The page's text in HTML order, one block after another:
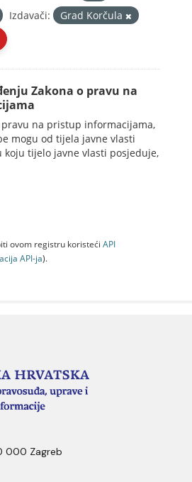
Izdavači:
Grad Korčula
Zakona o pravu na
pravu na pristup informacijama,
mogu od tijela javne vlasti
tijelo javne vlasti posjeduje,
ovom registru koristeći API
API-jа).